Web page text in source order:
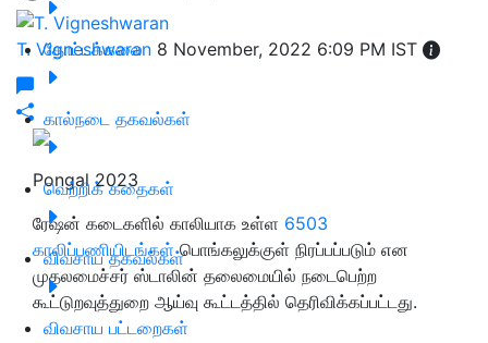
தோட்டக்கலை
கால்நடை தகவல்கள்
வெற்றிக் கதைகள்
விவசாய தகவல்கள்
விவசாய பட்டறைகள்
T. Vigneshwaran 8 November, 2022 6:09 PM IST
Pongal 2023
ரேஷன் கடைகளில் காலியாக உள்ள 6503
காலிப்பணியிடங்கள்பொங்கலுக்குள் நிரப்பப்படும் என
முதலமைச்சர் ஸ்டாலின் தலைமையில் நடைபெற்ற
கூட்டுறவுத்துறை ஆய்வு கூட்டத்தில் தெரிவிக்கப்பட்டது.